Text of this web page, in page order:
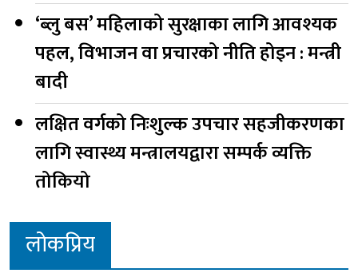
‘ब्लु बस’ महिलाको सुरक्षाका लागि आवश्यक
पहल, विभाजन वा प्रचारको नीति होइन : मन्त्री
बादी
लक्षित वर्गको निःशुल्क उपचार सहजीकरणका
लागि स्वास्थ्य मन्त्रालयद्वारा सम्पर्क व्यक्ति
तोकियो
लोकप्रिय